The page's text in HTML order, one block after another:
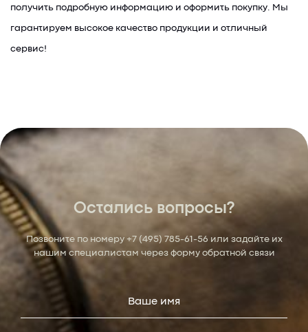
получить подробную информацию и оформить покупку. Мы
гарантируем высокое качество продукции и отличный
сервис!
Остались вопросы?
Позвоните по номеру +7 (495) 785-61-56 или задайте их
нашим специалистам через форму обратной связи